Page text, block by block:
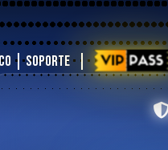
Soporte